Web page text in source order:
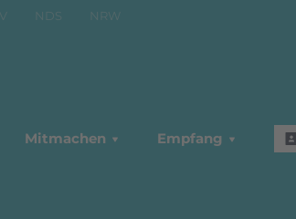
NDS NRW
Mitmachen Empfang